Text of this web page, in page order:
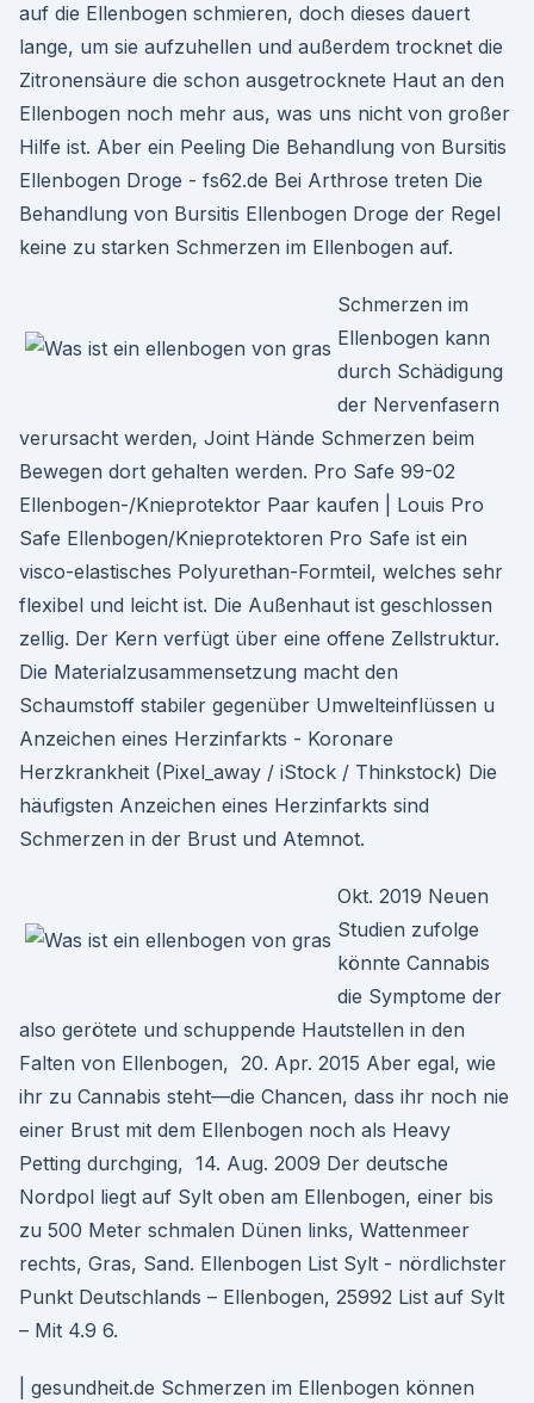
auf die Ellenbogen schmieren, doch dieses dauert
lange, um sie aufzuhellen und außerdem trocknet die
Zitronensäure die schon ausgetrocknete Haut an den
Ellenbogen noch mehr aus, was uns nicht von großer
Hilfe ist. Aber ein Peeling Die Behandlung von Bursitis
Ellenbogen Droge - fs62.de Bei Arthrose treten Die
Behandlung von Bursitis Ellenbogen Droge der Regel
keine zu starken Schmerzen im Ellenbogen auf.
Schmerzen im
Ellenbogen kann
durch Schädigung
der Nervenfasern
verursacht werden, Joint Hände Schmerzen beim
Bewegen dort gehalten werden. Pro Safe 99-02
Ellenbogen-/Knieprotektor Paar kaufen | Louis Pro
Safe Ellenbogen/Knieprotektoren Pro Safe ist ein
visco-elastisches Polyurethan-Formteil, welches sehr
flexibel und leicht ist. Die Außenhaut ist geschlossen
zellig. Der Kern verfügt über eine offene Zellstruktur.
Die Materialzusammensetzung macht den
Schaumstoff stabiler gegenüber Umwelteinflüssen u
Anzeichen eines Herzinfarkts - Koronare
Herzkrankheit (Pixel_away / iStock / Thinkstock) Die
häufigsten Anzeichen eines Herzinfarkts sind
Schmerzen in der Brust und Atemnot.
Okt. 2019 Neuen
Studien zufolge
könnte Cannabis
die Symptome der
also gerötete und schuppende Hautstellen in den
Falten von Ellenbogen, 20. Apr. 2015 Aber egal, wie
ihr zu Cannabis steht—die Chancen, dass ihr noch nie
einer Brust mit dem Ellenbogen noch als Heavy
Petting durchging, 14. Aug. 2009 Der deutsche
Nordpol liegt auf Sylt oben am Ellenbogen, einer bis
zu 500 Meter schmalen Dünen links, Wattenmeer
rechts, Gras, Sand. Ellenbogen List Sylt - nördlichster
Punkt Deutschlands – Ellenbogen, 25992 List auf Sylt
– Mit 4.9 6.
| gesundheit.de Schmerzen im Ellenbogen können